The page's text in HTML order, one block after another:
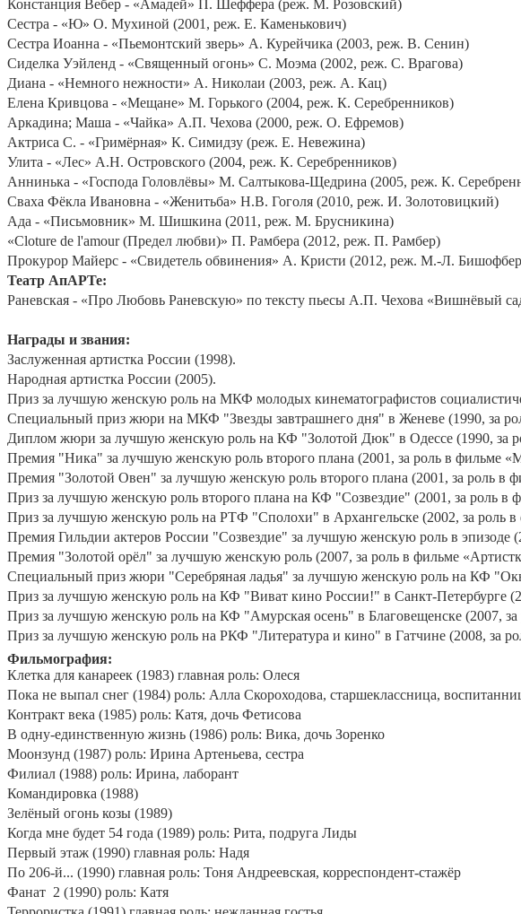
Констанция Вебер - «Амадей» П. Шеффера (реж. М. Розовский)
Сестра - «Ю» О. Мухиной (2001, реж. Е. Каменькович)
Сестра Иоанна - «Пьемонтский зверь» А. Курейчика (2003, реж. В. Сенин)
Сиделка Уэйленд - «Священный огонь» С. Моэма (2002, реж. С. Врагова)
Диана - «Немного нежности» А. Николаи (2003, реж. А. Кац)
Елена Кривцова - «Мещане» М. Горького (2004, реж. К. Серебренников)
Аркадина; Маша - «Чайка» А.П. Чехова (2000, реж. О. Ефремов)
Актриса С. - «Гримёрная» К. Симидзу (реж. Е. Невежина)
Улита - «Лес» А.Н. Островского (2004, реж. К. Серебренников)
Аннинька - «Господа Головлёвы» М. Салтыкова-Щедрина (2005, реж. К.
Сваха Фёкла Ивановна - «Женитьба» Н.В. Гоголя (2010, реж. И. Золотовицкий)
Ада - «Письмовник» М. Шишкина (2011, реж. М. Брусникина)
«Cloture de l'amour(Предел любви)» П. Рамбера (2012, реж. П. Рамбер)
Прокурор Майерс - «Свидетель обвинения» А. Кристи (2012, реж. М.-Л.
Театр АпАРТе:
Раневская - «Про Любовь Раневскую» по тексту пьесы А.П. Чехова «Вишнёвый
Награды и звания:
Заслуженная артистка России (1998).
Народная артистка России (2005).
Приз за лучшую женскую роль на МКФ молодых кинематографистов
Специальный приз жюри на МКФ "Звезды завтрашнего дня" в Женеве (1990, за
Диплом жюри за лучшую женскую роль на КФ "Золотой Дюк" в Одессе (1990, за
Премия "Ника" за лучшую женскую роль второго плана (2001, за роль в фильме
Премия "Золотой Овен" за лучшую женскую роль второго плана (2001, за роль в
Приз за лучшую женскую роль второго плана на КФ "Созвездие" (2001, за роль в
Приз за лучшую женскую роль на РТФ "Сполохи" в Архангельске (2002, за роль в
Премия Гильдии актеров России "Созвездие" за лучшую женскую роль в эпизоде
Премия "Золотой орёл" за лучшую женскую роль (2007, за роль в фильме
Специальный приз жюри "Серебряная ладья" за лучшую женскую роль на КФ
Приз за лучшую женскую роль на КФ "Виват кино России!" в Санкт-Петербурге
Приз за лучшую женскую роль на КФ "Амурская осень" в Благовещенске (2007, за
Приз за лучшую женскую роль на РКФ "Литература и кино" в Гатчине (2008, за
Фильмография:
Клетка для канареек (1983) главная роль: Олеся
Пока не выпал снег (1984) роль: Алла Скороходова, старшеклассница,
Контракт века (1985) роль: Катя, дочь Фетисова
В одну-единственную жизнь (1986) роль: Вика, дочь Зоренко
Моонзунд (1987) роль: Ирина Артеньева, сестра
Филиал (1988) роль: Ирина, лаборант
Командировка (1988)
Зелёный огонь козы (1989)
Когда мне будет 54 года (1989) роль: Рита, подруга Лиды
Первый этаж (1990) главная роль: Надя
По 206-й... (1990) главная роль: Тоня Андреевская, корреспондент-стажёр
Фанат 2 (1990) роль: Катя